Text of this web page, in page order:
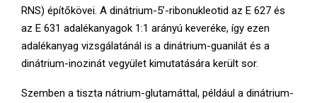
RNS) építőkövei. A dinátrium-5’-ribonukleotid az E 627 és
az E 631 adalékanyagok 1:1 arányú keveréke, így ezen
adalékanyag vizsgálatánál is a dinátrium-guanilát és a
dinátrium-inozinát vegyület kimutatására került sor.
Szemben a tiszta nátrium-glutamáttal, például a dinátrium-